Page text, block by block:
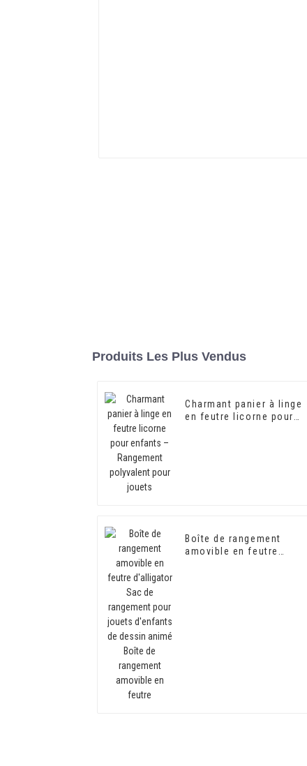
Produits Les Plus Vendus
Charmant panier à linge
en feutre licorne pour
Boîte de rangement
amovible en feutre